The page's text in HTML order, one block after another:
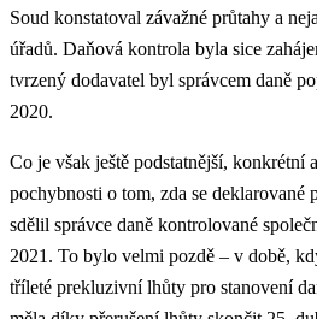
Soud konstatoval závažné průtahy a
úřadů. Daňová kontrola byla sice
tvrzený dodavatel byl správcem daně
2020.
Co je však ještě podstatnější, konkrétní
pochybnosti o tom, zda se deklarované
sdělil správce daně kontrolované
2021 . To bylo velmi pozdě – v době,
tříleté prekluzivní lhůty pro stanovení